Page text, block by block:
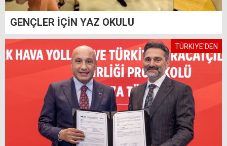
GENÇLER İÇİN YAZ OKULU
TÜRKİYE'DEN